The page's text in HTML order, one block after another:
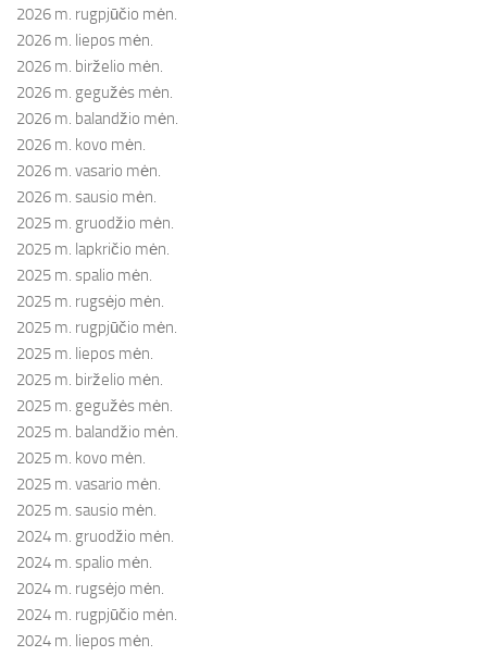
2026 m. rugpjūčio mėn.
2026 m. liepos mėn.
2026 m. birželio mėn.
2026 m. gegužės mėn.
2026 m. balandžio mėn.
2026 m. kovo mėn.
2026 m. vasario mėn.
2026 m. sausio mėn.
2025 m. gruodžio mėn.
2025 m. lapkričio mėn.
2025 m. spalio mėn.
2025 m. rugsėjo mėn.
2025 m. rugpjūčio mėn.
2025 m. liepos mėn.
2025 m. birželio mėn.
2025 m. gegužės mėn.
2025 m. balandžio mėn.
2025 m. kovo mėn.
2025 m. vasario mėn.
2025 m. sausio mėn.
2024 m. gruodžio mėn.
2024 m. spalio mėn.
2024 m. rugsėjo mėn.
2024 m. rugpjūčio mėn.
2024 m. liepos mėn.